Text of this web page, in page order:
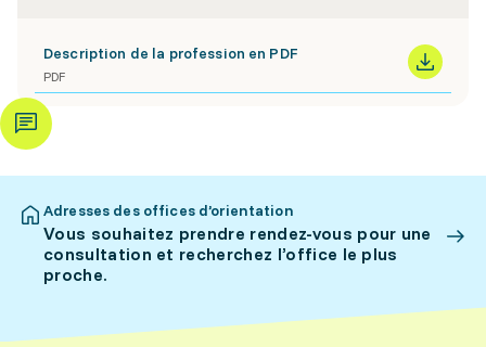
Description de la profession en PDF
PDF
Adresses des offices d’orientation
Vous souhaitez prendre rendez-vous pour une
consultation et recherchez l’office le plus
proche.